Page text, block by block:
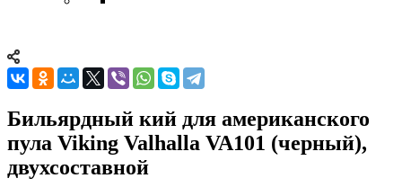
Бильярдный кий для американского
пула Viking Valhalla VA101 (черный),
двухсоставной